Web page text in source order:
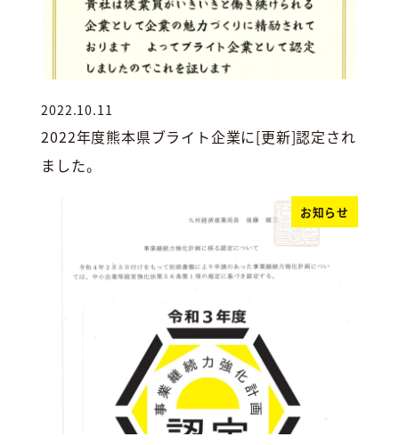
2022年度熊本県ブライト企業に[更新]認定され
ました。
投稿日
2022.10.11
お知らせ